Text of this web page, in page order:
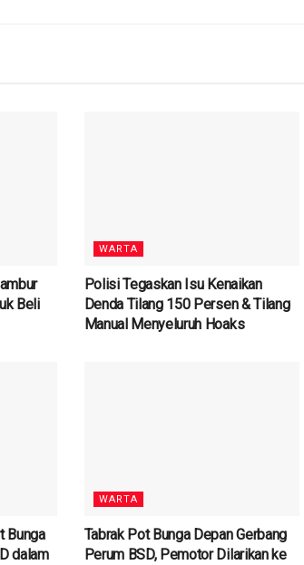
Beli
WARTA
Polisi Tegaskan Isu Kenaikan
Denda Tilang 150 Persen & Tilang
Manual Menyeluruh Hoaks
Bunga
dalam
WARTA
Tabrak Pot Bunga Depan Gerbang
Perum BSD, Pemotor Dilarikan ke